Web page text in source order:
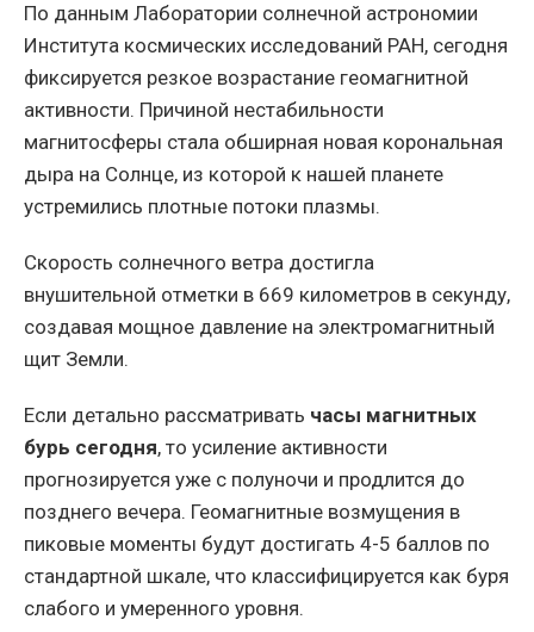
По данным Лаборатории солнечной астрономии
Института космических исследований РАН, сегодня
фиксируется резкое возрастание геомагнитной
активности. Причиной нестабильности
магнитосферы стала обширная новая корональная
дыра на Солнце, из которой к нашей планете
устремились плотные потоки плазмы.
Скорость солнечного ветра достигла
внушительной отметки в 669 километров в секунду,
создавая мощное давление на электромагнитный
щит Земли.
Если детально рассматривать часы магнитных
бурь сегодня, то усиление активности
прогнозируется уже с полуночи и продлится до
позднего вечера. Геомагнитные возмущения в
пиковые моменты будут достигать 4-5 баллов по
стандартной шкале, что классифицируется как буря
слабого и умеренного уровня.